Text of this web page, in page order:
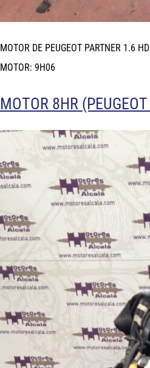
MOTOR DE PEUGEOT PARTNER 1.6
MOTOR: 9H06
MOTOR 8HR